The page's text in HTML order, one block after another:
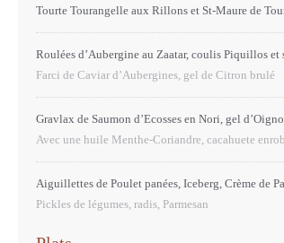
Tourte Tourangelle aux Rillons et St-Maure de
Roulées d’Aubergine au Zaatar, coulis Piquillos
Farci de Caviar d’Aubergines, gel de Citron brulé
Gravlax de Saumon d’Ecosses en Nori, gel
Avec une huile Menthe-Coriandre, cacahuete
Aiguillettes de Poulet panées, Iceberg, Crème de
Pickles de légumes, radis, Parmesan